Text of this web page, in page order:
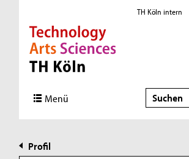
Direkt zur Hauptnavigation
Direkt zur Subnavigation
Direkt zum Inhalt
Direkt zum Fußbereich
TH Köln intern
Menü Suche
Profil